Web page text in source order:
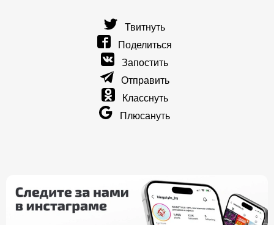
Твитнуть
Поделиться
Запостить
Отправить
Класснуть
Плюсануть